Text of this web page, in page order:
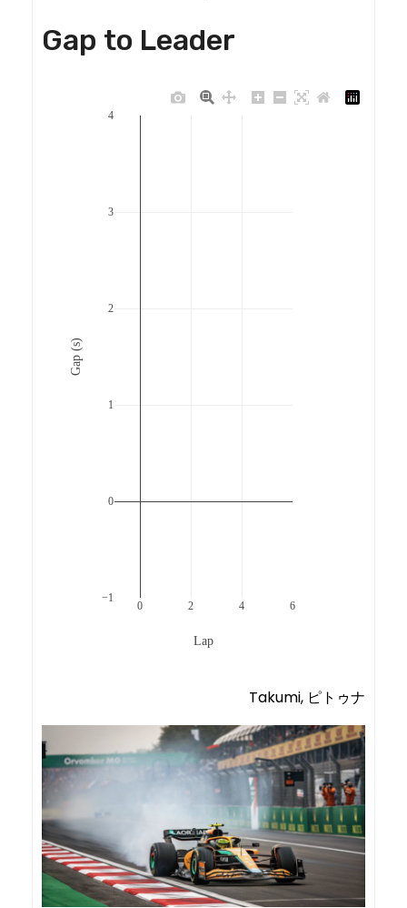
Gap to Leader
0 2 4 6
−1
0
1
2
3
4
Lap
Gap (s)
Takumi, ピトゥナ